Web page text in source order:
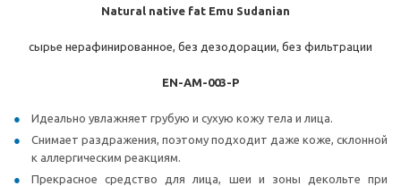
Natural native fat Emu Sudanian
сырье нерафинированное, без дезодорации, без фильтрации
EN-AM-003-P
Идеально увлажняет грубую и сухую кожу тела и лица.
Снимает раздражения, поэтому подходит даже коже, склонной
к аллергическим реакциям.
Прекрасное средство для лица, шеи и зоны декольте при